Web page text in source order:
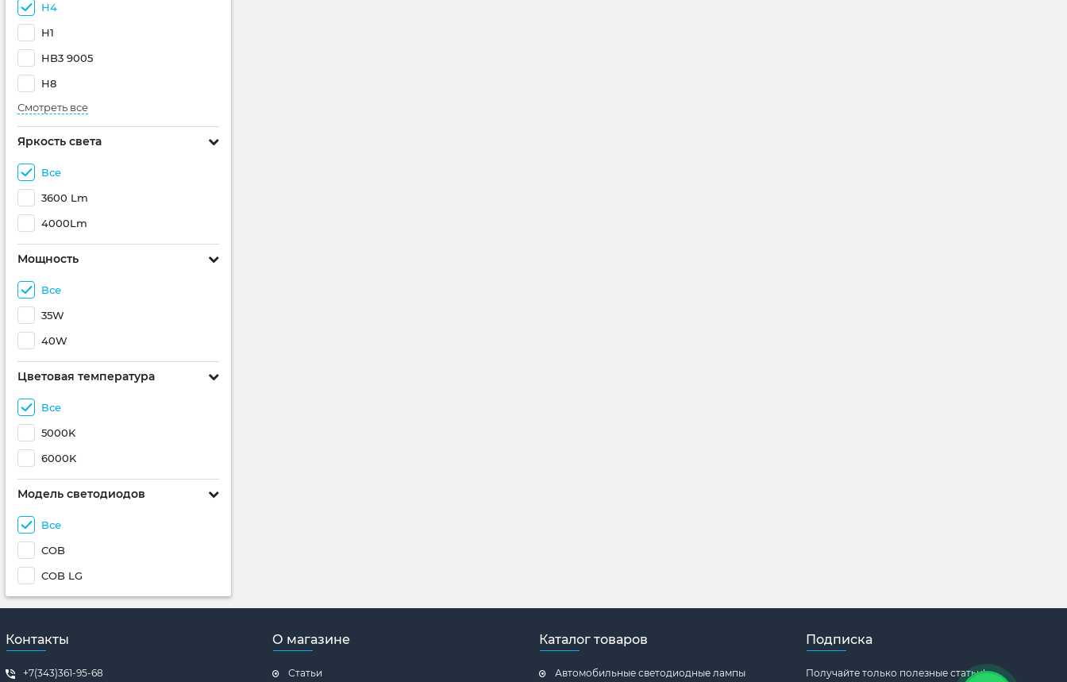
H4
H1
HB3 9005
H8
Смотреть все
Яркость света
Все
3600 Lm
4000Lm
Мощность
Все
35W
40W
Цветовая температура
Все
5000K
6000K
Модель светодиодов
Все
COB
COB LG
Контакты
+7(343)361-95-68
О магазине
Статьи
Каталог товаров
Автомобильные светодиодные лампы
Подписка
Получайте только полезные статьи!